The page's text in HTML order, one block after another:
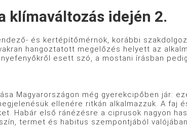
klímaváltozás idején 2.
és kertépítőmérnök, korábbi
hangoztatott megelőzés helyett az
esett szó, a mostani írásban
Magyarországon még gyerekcipőben jár:
ellenére ritkán alkalmazzuk. A faj
Habár első ránézésre a ciprusok nagyon
termet és habitus szempontjából